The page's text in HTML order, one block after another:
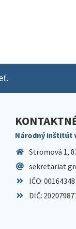
Národný inštitút
Stromová 1,
IČO: 00164348
DIČ: